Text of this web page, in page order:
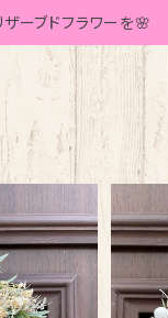
ーブドフラワーを🌸